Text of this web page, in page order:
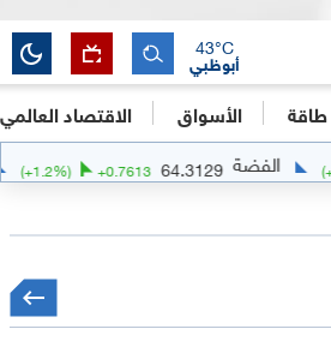
طاقة الأسواق الاقتصاد العالمي
أبوظبي
43°C
+0.7613
(+1.2%) الذهب